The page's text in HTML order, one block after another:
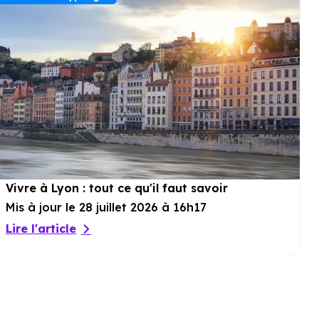
Vivre à Lyon : tout ce qu'il faut savoir
Mis à jour le 28 juillet 2026 à 16h17
Lire l'article